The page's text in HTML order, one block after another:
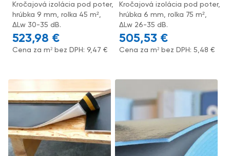
Kročajová izolácia pod poter,
hrúbka 9 mm, rolka 45 m²,
ΔLw 30-35 dB.
523,98 €
Cena za m² bez DPH:9,47€
Kročajová izolácia pod poter,
hrúbka 6 mm, rolka 75 m²,
ΔLw 26-35 dB.
505,53 €
Cena za m² bez DPH:5,48€